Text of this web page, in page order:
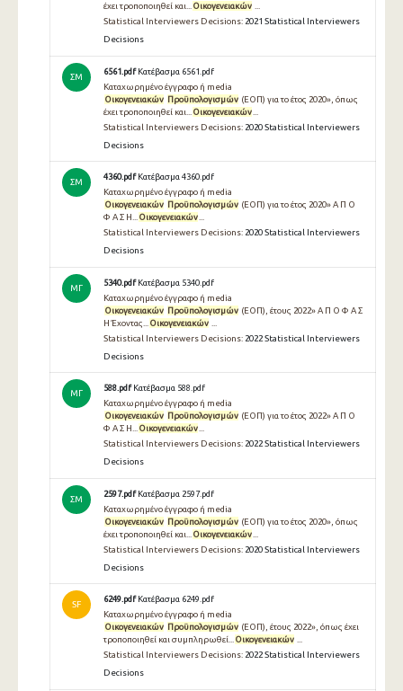
έχει τροποποιηθεί και... Οικογενειακών ...
Statistical Interviewers Decisions: 2021 Statistical Interviewers
Decisions
ΣΜ
6561.pdf Κατέβασμα 6561.pdf
Καταχωρημένο έγγραφο ή media
Οικογενειακών Προϋπολογισμών (ΕΟΠ) για το έτος 2020», όπως
έχει τροποποιηθεί και...
Οικογενειακών
Statistical Interviewers Decisions: 2020 Statistical Interviewers
Decisions
ΣΜ
4360.pdf Κατέβασμα 4360.pdf
Καταχωρημένο έγγραφο ή media
Οικογενειακών Προϋπολογισμών (ΕΟΠ) για το έτος 2020» Α Π Ο
Φ Α Σ Η... Οικογενειακών...
Statistical Interviewers Decisions: 2020 Statistical Interviewers
Decisions
ΜΓ
5340.pdf Κατέβασμα 5340.pdf
Καταχωρημένο έγγραφο ή media
Οικογενειακών Προϋπολογισμών (ΕΟΠ), έτους 2022» Α Π Ο Φ Α Σ
Η Έχοντας...
Οικογενειακών
Statistical Interviewers Decisions: 2022 Statistical Interviewers
Decisions
ΜΓ
588.pdf Κατέβασμα 588.pdf
Καταχωρημένο έγγραφο ή media
Οικογενειακών Προϋπολογισμών (ΕΟΠ) για το έτος 2022» Α Π Ο
Φ Α Σ Η... Οικογενειακών...
Statistical Interviewers Decisions: 2022 Statistical Interviewers
Decisions
ΣΜ
2597.pdf Κατέβασμα 2597.pdf
Καταχωρημένο έγγραφο ή media
Οικογενειακών Προϋπολογισμών (ΕΟΠ) για το έτος 2020», όπως
έχει τροποποιηθεί και...
Οικογενειακών
Statistical Interviewers Decisions: 2020 Statistical Interviewers
Decisions
SF
6249.pdf Κατέβασμα 6249.pdf
Καταχωρημένο έγγραφο ή media
Οικογενειακών Προϋπολογισμών (ΕΟΠ), έτους 2022», όπως έχει
τροποποιηθεί και συμπληρωθεί... Οικογενειακών ...
Statistical Interviewers Decisions: 2022 Statistical Interviewers
Decisions